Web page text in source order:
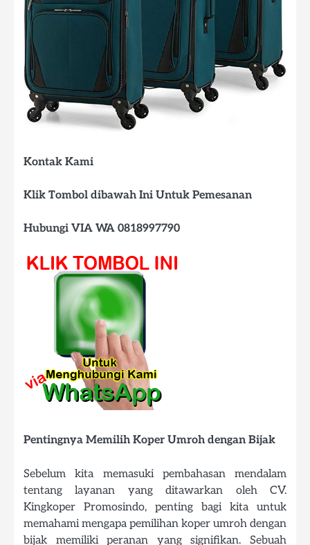
Kontak Kami
Klik Tombol dibawah Ini Untuk Pemesanan
Hubungi VIA WA 0818997790
Pentingnya Memilih Koper Umroh dengan Bijak
Sebelum kita memasuki pembahasan mendalam
tentang layanan yang ditawarkan oleh CV.
Kingkoper Promosindo, penting bagi kita untuk
memahami mengapa pemilihan koper umroh dengan
bijak memiliki peranan yang signifikan. Sebuah